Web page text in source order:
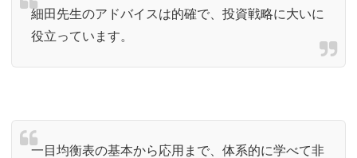
細田先生のアドバイスは的確で、投資戦略に大いに
役立っています。
一目均衡表の基本から応用まで、体系的に学べて非